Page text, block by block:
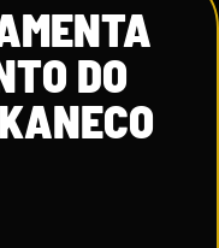
DO